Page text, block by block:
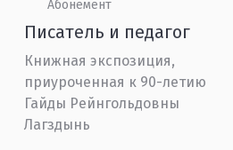
Абонемент
Писатель и педагог
Книжная экспозиция,
приуроченная к 90-летию
Гайды Рейнгольдовны
Лагздынь